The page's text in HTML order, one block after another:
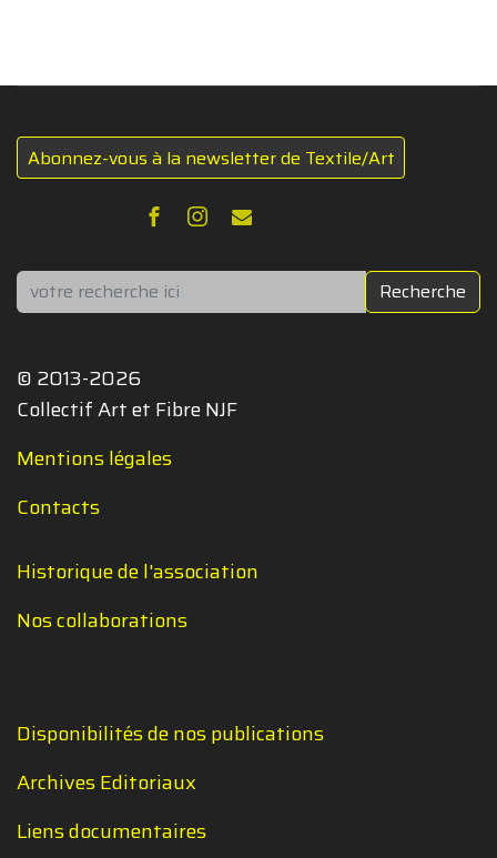
Abonnez-vous à la newsletter de Textile/Art
Rechercher Recherche
© 2013-2026
Collectif Art et Fibre NJF
Mentions légales
Contacts
Historique de l'association
Nos collaborations
Disponibilités de nos publications
Archives Editoriaux
Liens documentaires